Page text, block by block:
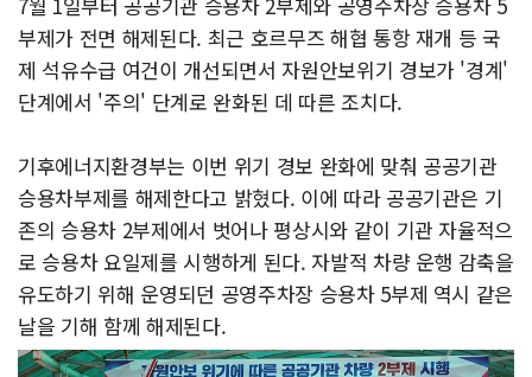
부제가 전면 해제된다. 최근 호르무즈 해협 통항 재개 등 국
제 석유수급 여건이 개선되면서 자원안보위기 경보가 '경계'
단계에서 '주의' 단계로 완화된 데 따른 조치다.
기후에너지환경부는 이번 위기 경보 완화에 맞춰 공공기관
승용차부제를 해제한다고 밝혔다. 이에 따라 공공기관은 기
존의 승용차 2부제에서 벗어나 평상시와 같이 기관 자율적으
로 승용차 요일제를 시행하게 된다. 자발적 차량 운행 감축을
유도하기 위해 운영되던 공영주차장 승용차 5부제 역시 같은
날을 기해 함께 해제된다.